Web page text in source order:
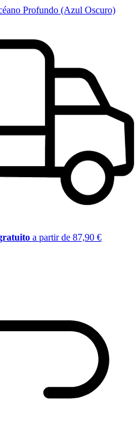
Profundo (Azul Oscuro)
a partir de 87,90 €